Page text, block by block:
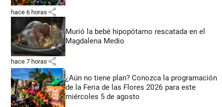
hace 6 horas share
Murió la bebé hipopótamo rescatada en el
Magdalena Medio
hace 7 horas share
¿Aún no tiene plan? Conozca la programación
de la Feria de las Flores 2026 para este
miércoles 5 de agosto